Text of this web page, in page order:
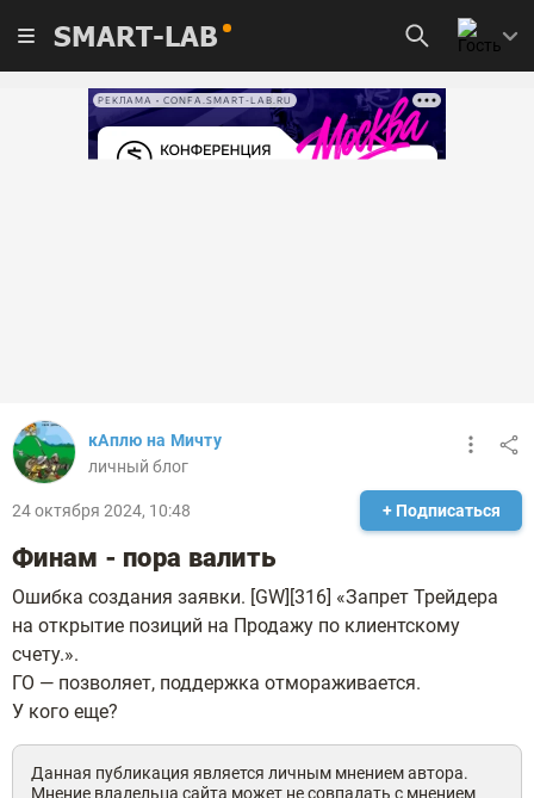
SMART-LAB
РЕКЛАМА • CONFA.SMART-LAB.RU
кАплю на Мичту
личный блог
24 октября 2024, 10:48 + Подписаться
Финам - пора валить
Ошибка создания заявки. [GW][316] «Запрет Трейдера
на открытие позиций на Продажу по клиентскому
счету.».
ГО — позволяет, поддержка отмораживается.
У кого еще?
Данная публикация является личным мнением автора.
Мнение владельца сайта может не совпадать с мнением